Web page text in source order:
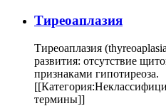
Тиреоаплазия
Тиреоаплазия
развития: отсутствие
признаками гипотиреоза.
термины]]